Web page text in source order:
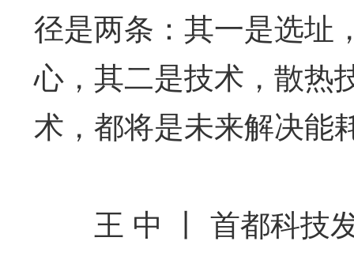
径是两条：其一是选址
心，其二是技术，散热
术，都将是未来解决能
王 中 丨 首都科技发